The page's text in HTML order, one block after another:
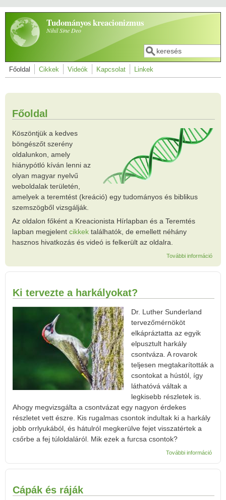
Ugrás a tartalomra
Tudományos kreacionizmus
Nihil Sine Deo
Keresés űrlap
Keresés
Főoldal Cikkek Videók Kapcsolat Linkek
Főoldal
Köszöntjük a kedves
böngészőt szerény
oldalunkon, amely
hiánypótló kíván lenni az
olyan magyar nyelvű
weboldalak területén,
amelyek a teremtést (kreáció) egy tudományos és biblikus
szemszögből vizsgálják.
Az oldalon főként a Kreacionista Hírlapban és a Teremtés
lapban megjelent cikkek találhatók, de emellett néhány
hasznos hivatkozás és videó is felkerült az oldalra.
További információ
Ki tervezte a harkályokat?
Dr. Luther Sunderland
tervezőmérnököt
elkápráztatta az egyik
elpusztult harkály
csontváza. A rovarok
teljesen megtakarították a
csontokat a hústól, így
láthatóvá váltak a
legkisebb részletek is.
Ahogy megvizsgálta a csontvázat egy nagyon érdekes
részletet vett észre. Kis rugalmas csontok indultak ki a harkály
jobb orrlyukából, és hátulról megkerülve fejet visszatértek a
csőrbe a fej túloldaláról. Mik ezek a furcsa csontok?
További információKi
Cápák és ráják